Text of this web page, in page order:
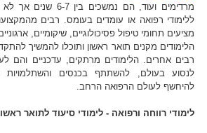
מרדימים ועוד, הם
ללימודי רפואה או עומדים בעומס. רבים
מציעים תחומי טיפול פסיכולוגיים, שיקומיים,
הלימודים מקנים תואר ראשון ותוכלו להמשיך
רבים אחרים. הלימודים מרתקים, עדכניים והם
לנסוע בעולם, להשתתף בכנסים והשתלמויות
להיחשף לעולם הרפואה הרחב.
לימודי רווחה ורפואה - לימודי סיעוד לתואר